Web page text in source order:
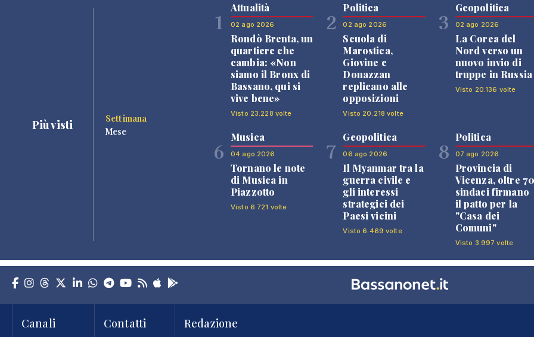
Più visti
Settimana
Mese
1
Attualità
02 ago 2026
Rondò Brenta, un
quartiere che
cambia: «Non
siamo il Bronx di
Bassano, qui si
vive bene»
Visto 23.228 volte
2
Politica
02 ago 2026
Scuola di
Marostica,
Giovine e
Donazzan
replicano alle
opposizioni
Visto 20.218 volte
3
Geopolitica
02 ago 2026
La Corea del
Nord verso un
nuovo invio di
truppe in Russia
Visto 20.136 volte
6
Musica
04 ago 2026
Tornano le note
di Musica in
Piazzotto
Visto 6.721 volte
7
Geopolitica
06 ago 2026
Il Myanmar tra la
guerra civile e
gli interessi
strategici dei
Paesi vicini
Visto 6.469 volte
8
Politica
07 ago 2026
Provincia di
Vicenza, oltre 70
sindaci firmano
il patto per la
"Casa dei
Comuni"
Visto 3.997 volte
Canali Contatti Redazione